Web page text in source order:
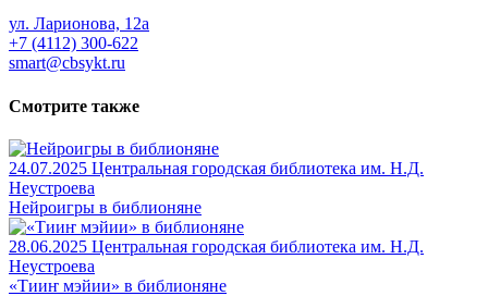
ул. Ларионова, 12а
+7 (4112) 300-622
smart@cbsykt.ru
Смотрите также
24.07.2025 Центральная городская библиотека им. Н.Д.
Неустроева
Нейроигры в библионяне
28.06.2025 Центральная городская библиотека им. Н.Д.
Неустроева
«Тииҥ мэйии» в библионяне